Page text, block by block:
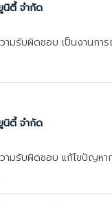
นิตี้ จำกัด
ามรับผิดชอบ เป็นงานกา
นิตี้ จำกัด
ามรับผิดชอบ แก้ไขปัญหา